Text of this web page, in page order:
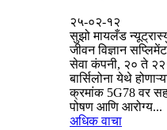
२५-०२-१२
सुझो मायलँड
जीवन विज्ञान
सेवा कंपनी, २० ते
बार्सिलोना येथे
क्रमांक 5G78 वर
पोषण आणि आरोग्य...
अधिक वाचा